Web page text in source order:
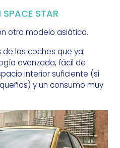
SPACE STAR
otro modelo asiático.
los coches que ya
avanzada, fácil de
interior suficiente (si
) y un consumo muy